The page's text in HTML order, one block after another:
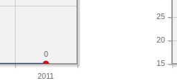
2011
0
15
20
25